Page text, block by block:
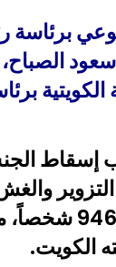
سعود
إسقاط
التزوير
الكويت في الأيام الأخيرة
الكويت.